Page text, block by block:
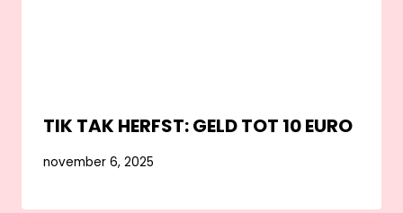
TIK TAK HERFST: GELD TOT 10 EURO
november 6, 2025